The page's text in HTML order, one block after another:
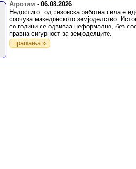
Агротим - 06.08.2026
Недостигот од сезонска работна сила е
соочува македонското земјоделство.
со години се одвиваа неформално, без
правна сигурност за земјоделците.
прашања »